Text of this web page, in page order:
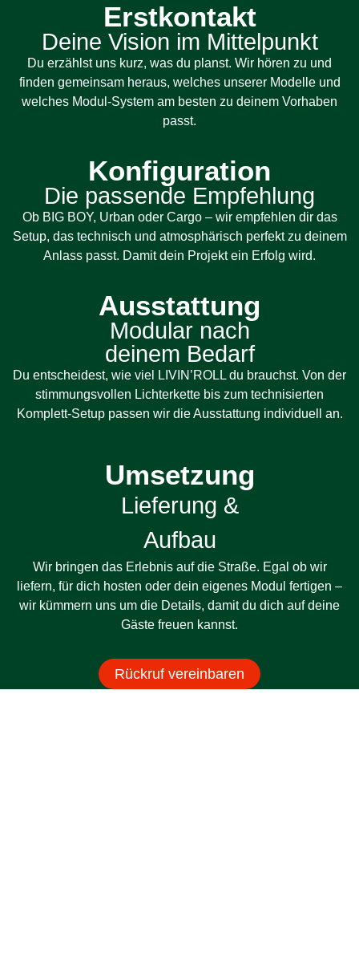
Erstkontakt
Deine Vision im Mittelpunkt
Du erzählst uns kurz, was du planst. Wir hören zu und
finden gemeinsam heraus, welches unserer Modelle und
welches Modul-System am besten zu deinem Vorhaben
passt.
Konfiguration
Die passende Empfehlung
Ob BIG BOY, Urban oder Cargo – wir empfehlen dir das
Setup, das technisch und atmosphärisch perfekt zu deinem
Anlass passt. Damit dein Projekt ein Erfolg wird.
Ausstattung
Modular nach
deinem Bedarf
Du entscheidest, wie viel LIVIN’ROLL du brauchst. Von der
stimmungsvollen Lichterkette bis zum technisierten
Komplett-Setup passen wir die Ausstattung individuell an.
Umsetzung
Lieferung &
Aufbau
Wir bringen das Erlebnis auf die Straße. Egal ob wir
liefern, für dich hosten oder dein eigenes Modul fertigen –
wir kümmern uns um die Details, damit du dich auf deine
Gäste freuen kannst.
Rückruf vereinbaren